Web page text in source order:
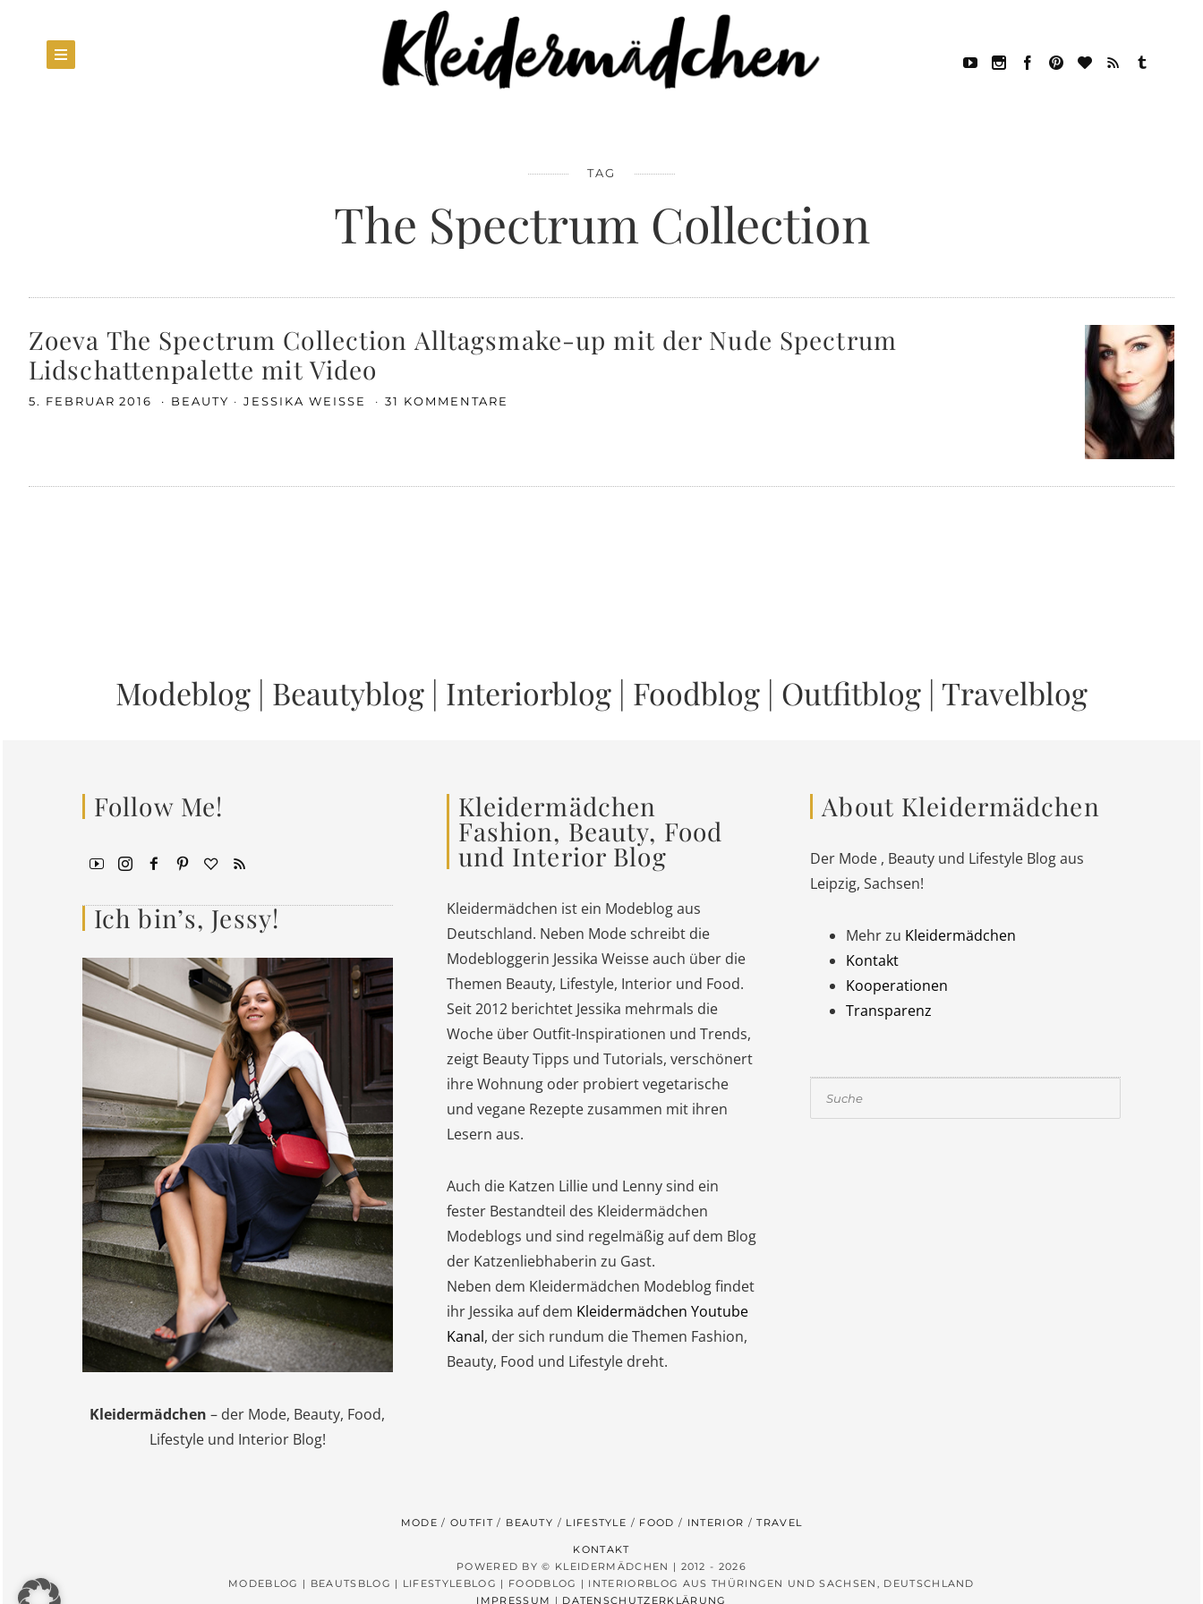
TAG
The Spectrum Collection
Zoeva The Spectrum Collection Alltagsmake-up mit der Nude Spectrum
Lidschattenpalette mit Video
5. FEBRUAR 2016 BEAUTY JESSIKA WEISSE 31 KOMMENTARE
Modeblog | Beautyblog | Interiorblog | Foodblog | Outfitblog | Travelblog
Follow Me!
Ich bin’s, Jessy!
Kleidermädchen – der Mode, Beauty, Food,
Lifestyle und Interior Blog!
Kleidermädchen
Fashion, Beauty, Food
und Interior Blog
Kleidermädchen ist ein Modeblog aus
Deutschland. Neben Mode schreibt die
Modebloggerin Jessika Weisse auch über die
Themen Beauty, Lifestyle, Interior und Food.
Seit 2012 berichtet Jessika mehrmals die
Woche über Outfit-Inspirationen und Trends,
zeigt Beauty Tipps und Tutorials, verschönert
ihre Wohnung oder probiert vegetarische
und vegane Rezepte zusammen mit ihren
Lesern aus.
Auch die Katzen Lillie und Lenny sind ein
fester Bestandteil des Kleidermädchen
Modeblogs und sind regelmäßig auf dem Blog
der Katzenliebhaberin zu Gast.
Neben dem Kleidermädchen Modeblog findet
ihr Jessika auf dem Kleidermädchen Youtube
Kanal, der sich rundum die Themen Fashion,
Beauty, Food und Lifestyle dreht.
About Kleidermädchen
Der Mode , Beauty und Lifestyle Blog aus
Leipzig, Sachsen!
Mehr zu Kleidermädchen
Kontakt
Kooperationen
Transparenz
Suchen
MODE OUTFIT BEAUTY LIFESTYLE FOOD INTERIOR TRAVEL
KONTAKT
POWERED BY © KLEIDERMÄDCHEN | 2012 - 2026
MODEBLOG | BEAUTSBLOG | LIFESTYLEBLOG | FOODBLOG | INTERIORBLOG AUS THÜRINGEN UND SACHSEN, DEUTSCHLAND
IMPRESSUM | DATENSCHUTZERKLÄRUNG